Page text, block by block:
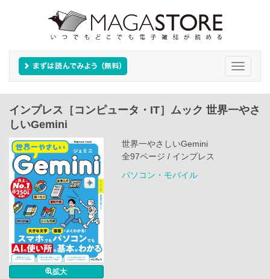
Toggle
インプレス［コンピュータ・IT］ムック 世界一やさ
しいGemini
拡大
世界一やさしいGemini
全97ページ / インプレス
パソコン・モバイル